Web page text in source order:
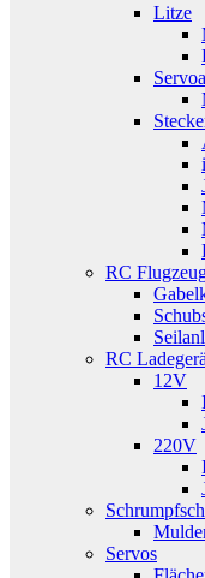
Litze
RC
RC
12V
220V
Servos